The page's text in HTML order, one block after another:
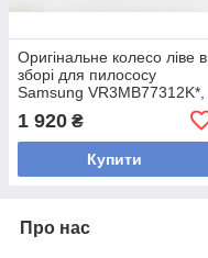
Оригінальне колесо ліве в
зборі для пилососу
Samsung VR3MB77312K*,
1 920 ₴
Купити
Про нас